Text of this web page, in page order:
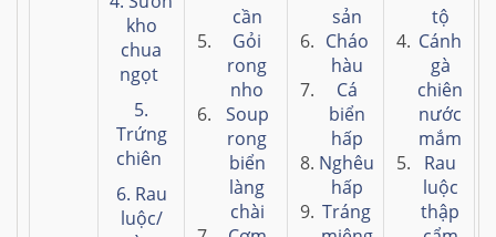
kho
chua
ngọt
5.
Trứng
chiên
6. Rau
luộc/
cần
Gỏi
rong
nho
Soup
rong
biển
làng
chài
sản
Cháo
hàu
Cá
biển
hấp
Nghêu
hấp
Tráng
tộ
Cánh
gà
chiên
nước
mắm
Rau
luộc
thập